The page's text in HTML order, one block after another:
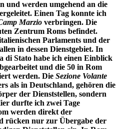
und werden umgehend an die
Einen Tag konnte ich
Marzio verbringen. Die
Zentrum Roms befindet.
Parlaments und der
in dessen Dienstgebiet. In
di Stato habe ich einen Einblick
und die 50 in Rom
werden. Die Sezione Volante
als in Deutschland, gehören die
der Dienststellen, sondern
durfte ich zwei Tage
werden direkt der
rücken nur zur Übergabe der